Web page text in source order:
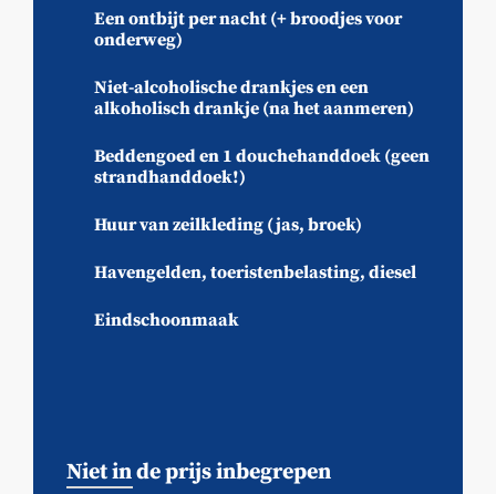
Een ontbijt per nacht (+ broodjes voor
onderweg)
Niet-alcoholische drankjes en een
alkoholisch drankje (na het aanmeren)
Beddengoed en 1 douchehanddoek (geen
strandhanddoek!)
Huur van zeilkleding (jas, broek)
Havengelden, toeristenbelasting, diesel
Eindschoonmaak
Niet in de prijs inbegrepen